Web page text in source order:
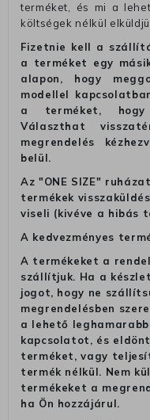
terméket, és mi a
költségek nélkül
Fizetnie kell a
a terméket egy
alapon, hogy
modellel
a terméket,
Választhat
megrendelés
belül.
Az "ONE SIZE"
termékek
viseli (kivéve a hibás
A kedvezményes
A termékeket a
szállítjuk. Ha a
jogot, hogy ne
megrendelésben
a lehető leghamarabb
kapcsolatot, és
terméket, vagy
termék nélkül. Nem
termékeket a
ha Ön hozzájárul.